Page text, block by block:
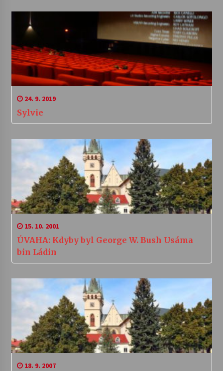
24. 9. 2019
Sylvie
15. 10. 2001
ÚVAHA: Kdyby byl George W. Bush Usáma
bin Ládin
18. 9. 2007